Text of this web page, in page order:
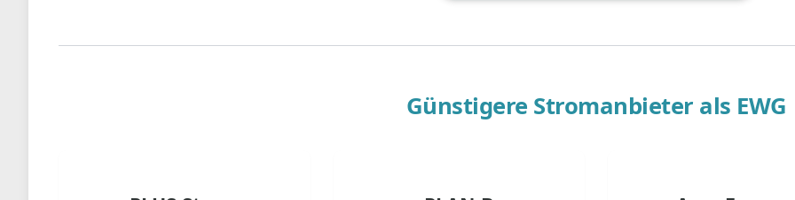
Günstigere Stromanbieter als EWG